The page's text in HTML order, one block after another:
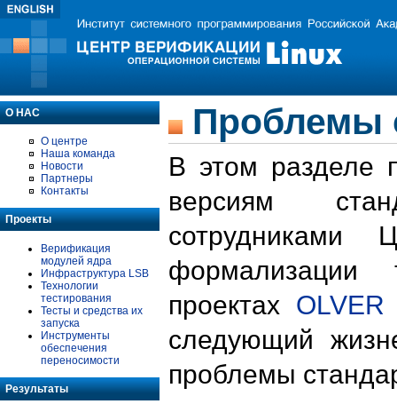
О НАС
О центре
Наша команда
Новости
Партнеры
Контакты
Проекты
Верификация
модулей ядра
Инфраструктура LSB
Технологии
тестирования
Тесты и средства их
запуска
Инструменты
обеспечения
переносимости
Результаты
Проблемы
В этом разделе
версиям
формализации
проектах OLVER
следующий
проблемы